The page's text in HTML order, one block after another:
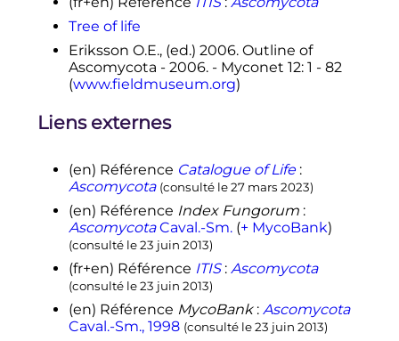
ZhengWang, AlexWeir, Michael
Weiss, Merlin M.
Winka , Yi-Jian Yaoet NingZhang
« A higher-level phylogenetic
classification of the Fungi
Mycological Research
David L. Hawkworth,
2007,p. 509-547
↑MycoNet
↑ (en)H.T.Lumbschet S.M.
Huhndorf,« Outline of
Ascomycota »,MycoNet vol.
1-58 lire en ligne
↑(en) Albert Schneider,
Bacteriological Methods in Food
and Drug Laboratories: With an
Introduction to Micro-analytical
Tree of life
Eriksson O.E., (ed.) 2006. Outline of
Ascomycota - 2006. - Myconet 12: 1 - 82
(www.fieldmuseum.org)
Liens externes
(en) Référence Catalogue of Life:
Ascomycota (consulté le27 mars 2023)
(en) Référence Index Fungorum:
AscomycotaCaval.-Sm.(+ MycoBank)
(consulté le23 juin 2013)
(fr+en) Référence ITIS: Ascomycota
(consulté le23 juin 2013)
(en) Référence MycoBank: Ascomycota
Caval.-Sm., 1998 (consulté le23 juin 2013)